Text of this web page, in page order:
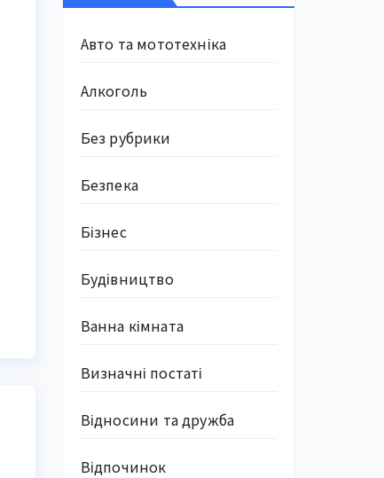
Авто та мототехніка
Алкоголь
Без рубрики
Безпека
Бізнес
Будівництво
Ванна кімната
Визначні постаті
Відносини та дружба
Відпочинок